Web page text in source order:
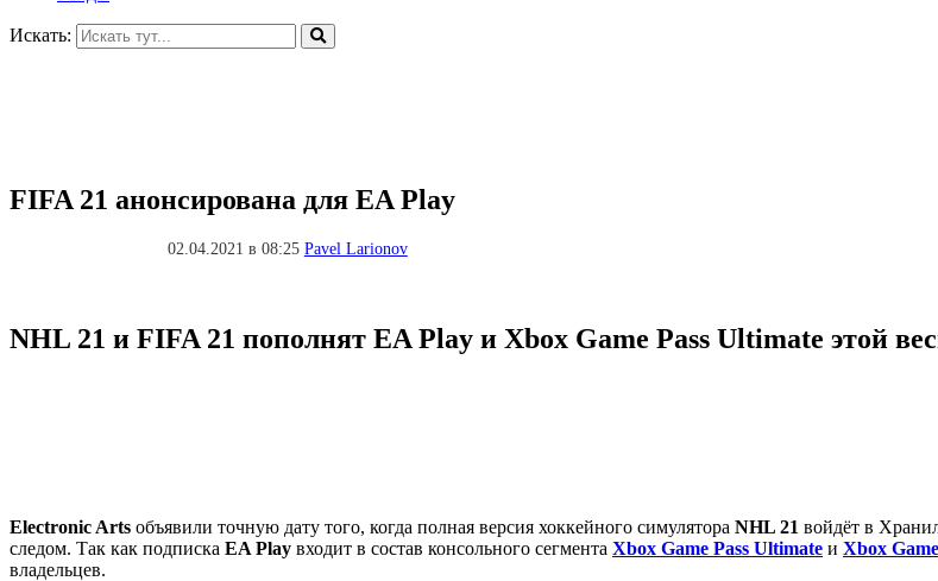
Искать:
FIFA 21 анонсирована для EA Play
02.04.2021 в 08:25 Pavel Larionov
NHL 21 и FIFA 21 пополнят EA Play и Xbox Game Pass Ultimate этой
Electronic Arts объявили точную дату того, когда полная версия хоккейного симулятора NHL 21 войдёт в
следом. Так как подписка EA Play входит в состав консольного сегмента Xbox Game Pass Ultimate и Xbox
владельцев.